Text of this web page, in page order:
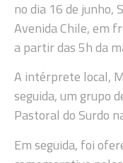
no dia 16 de junho,
Avenida Chile, em
a partir das 5h da
A intérprete local,
seguida, um grupo
Pastoral do Surdo
Em seguida, foi